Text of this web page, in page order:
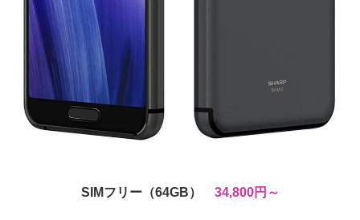
SIMフリー（64GB） 34,800円～